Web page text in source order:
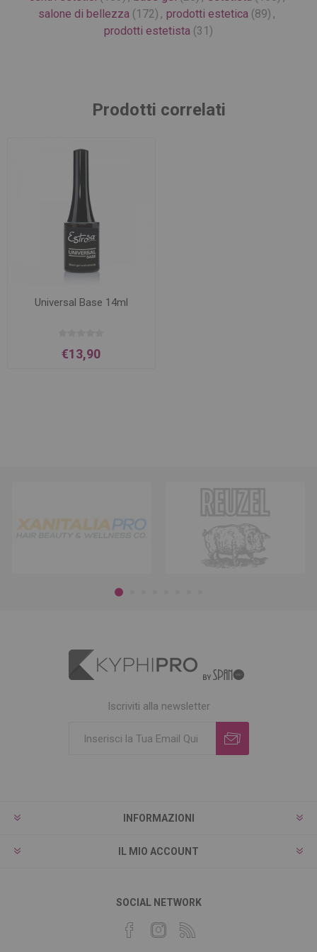
salone di bellezza (172) , prodotti estetica (89) ,
prodotti estetista (31)
Prodotti correlati
Universal Base 14ml
€13,90
Iscriviti alla newsletter
INFORMAZIONI
IL MIO ACCOUNT
SOCIAL NETWORK